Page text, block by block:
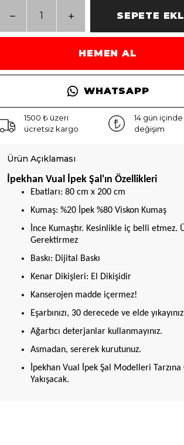
SEPETE
HEMEN AL
WHATSAPP
1500 ₺ üzeri
ücretsiz kargo
14 gün içinde
değişim
Ürün Açıklaması
İpekhan Vual İpek Şal'ın Özellikleri
Ebatları: 80 cm x 200 cm
Kumaş: %20 İpek %80 Viskon Kumaş
İnce Kumaştır. Kesinlikle iç belli etmez.
Gerektirmez
Baskı: Dijital Baskı
Kenar Dikişleri: El Dikişidir
Kanserojen madde içermez!
Eşarbınızı, 30 derecede ve elde
Ağartıcı deterjanlar kullanmayınız.
Asmadan, sererek kurutunuz.
İpekhan Vual İpek Şal Modelleri Tarzına
Yakışacak.